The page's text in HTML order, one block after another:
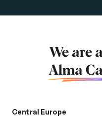
We are
Alma
Central Europe